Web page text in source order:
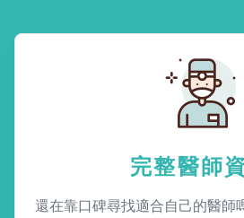
完整醫師
還在靠口碑尋找適合自己的醫師